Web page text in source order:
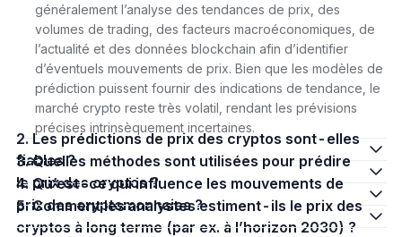
généralement l’analyse des tendances de prix, des
volumes de trading, des facteurs macroéconomiques, de
l’actualité et des données blockchain afin d’identifier
d’éventuels mouvements de prix. Bien que les modèles de
prédiction puissent fournir des indications de tendance, le
marché crypto reste très volatil, rendant les prévisions
précises intrinsèquement incertaines.
2. Les prédictions de prix des cryptos sont-elles
fiables ?
3. Quelles méthodes sont utilisées pour prédire
le prix des cryptos ?
4. Qu’est-ce qui influence les mouvements de
prix des cryptomonnaies ?
5. Comment les analystes estiment-ils le prix des
cryptos à long terme (par ex. à l’horizon 2030) ?